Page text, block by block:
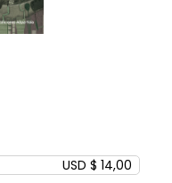
USD $ 14,00